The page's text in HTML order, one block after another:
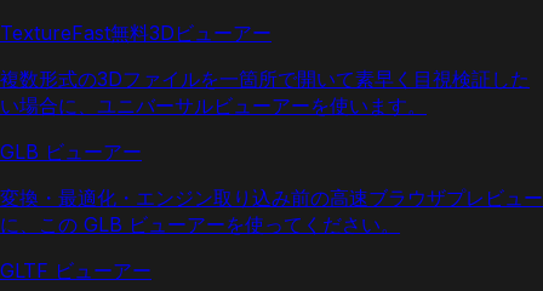
TextureFast無料3Dビューアー
複数形式の3Dファイルを一箇所で開いて素早く目視検証した
い場合に、ユニバーサルビューアーを使います。
GLB ビューアー
変換・最適化・エンジン取り込み前の高速ブラウザプレビュー
に、この GLB ビューアーを使ってください。
GLTF ビューアー